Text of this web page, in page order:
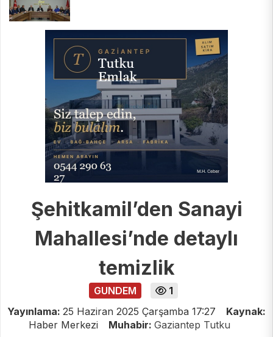
Şehitkamil’den Sanayi
Mahallesi’nde detaylı
temizlik
GUNDEM
1
Yayınlama: 25 Haziran 2025 Çarşamba 17:27
Kaynak:
Haber Merkezi
Muhabir: Gaziantep Tutku